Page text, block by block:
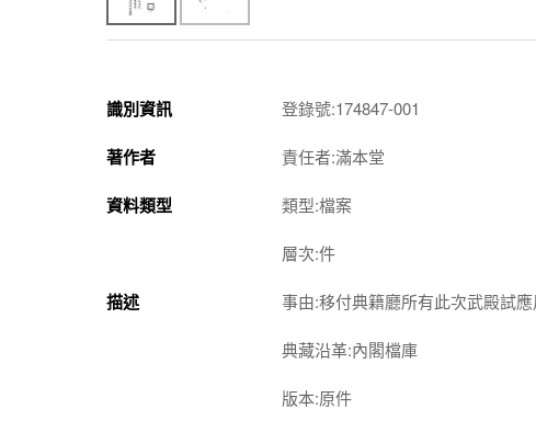
識別資訊 登錄號:174847-001
著作者 責任者:滿本堂
資料類型 類型:檔案
層次:件
描述 事由:移付典籍廳所有此次武殿試
典藏沿革:內閣檔庫
版本:原件